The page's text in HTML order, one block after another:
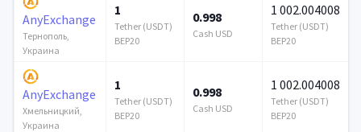
AnyExchange
Тернополь,
Украина
1
Tether (USDT)
BEP20
0.998
Cash USD
1 002.004008
Tether (USDT)
BEP20
AnyExchange
Хмельницкий,
Украина
1
Tether (USDT)
BEP20
0.998
Cash USD
1 002.004008
Tether (USDT)
BEP20